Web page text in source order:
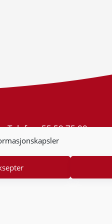
Telefon:55 59 75 00
E-post:post@kt.no
Nyhetsvarsel >>